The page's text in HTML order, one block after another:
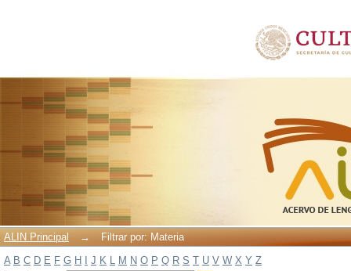
ALIN Principal →
Filtrar por: Materia
A B C D E F G H J K L M N O P Q R S T U V W X Y Z